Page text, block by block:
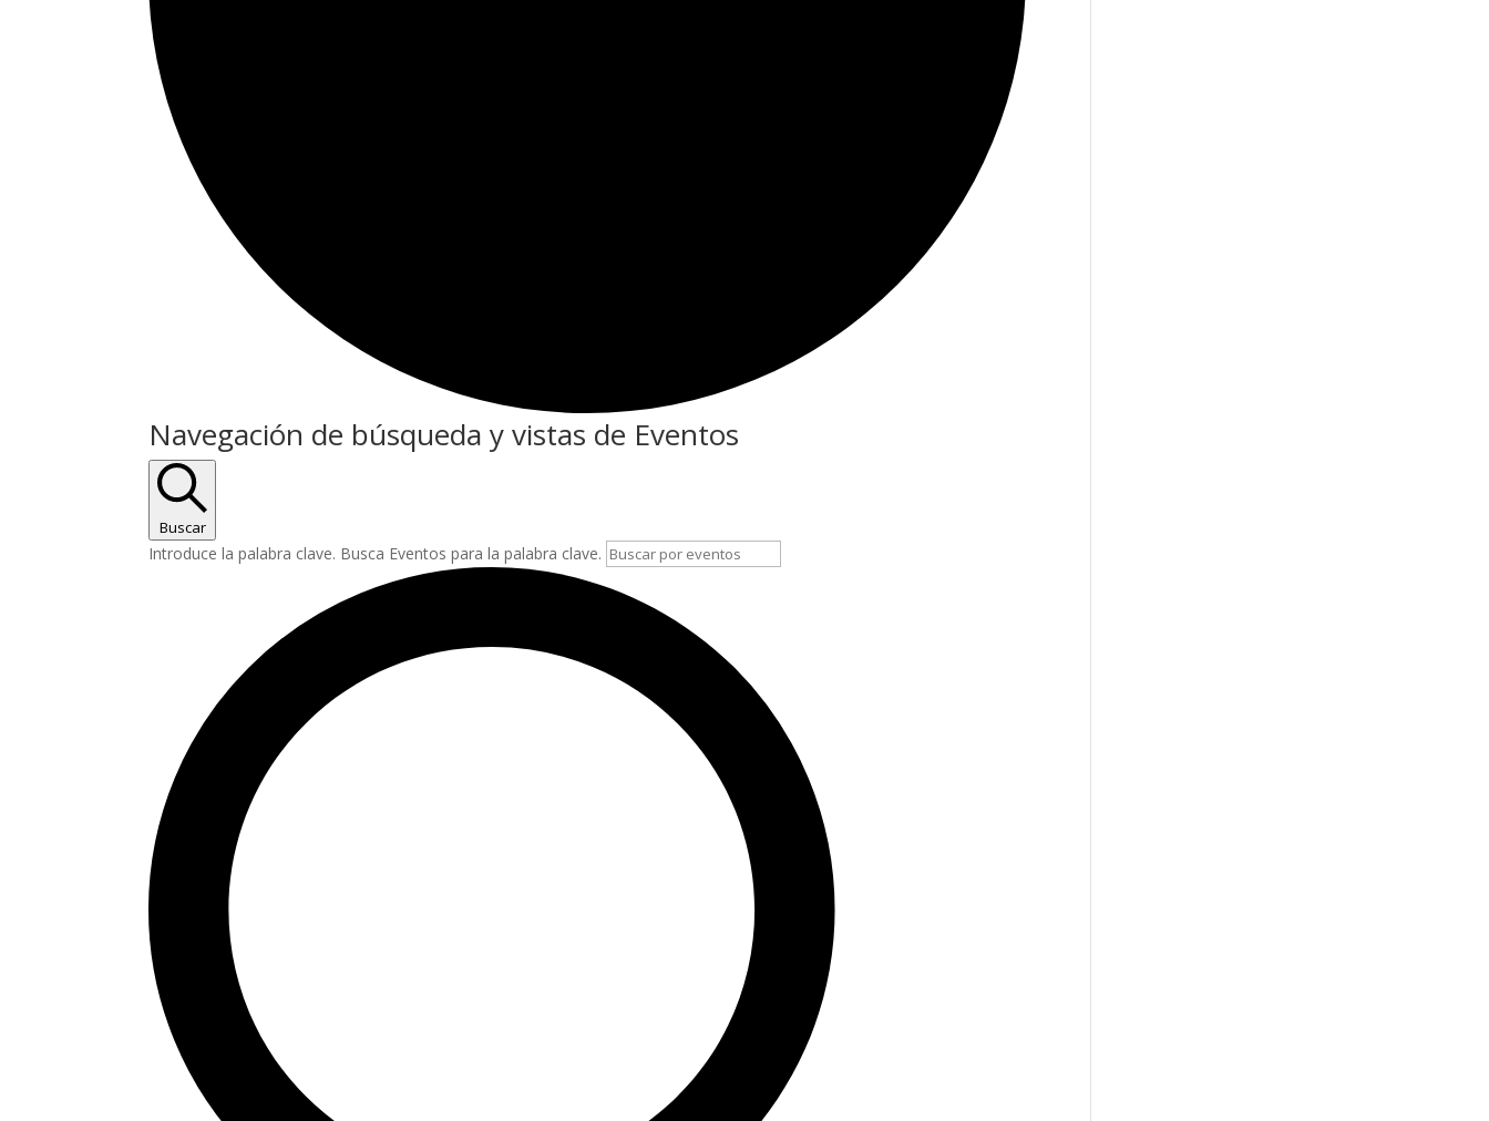
Eventos
Navegación de búsqueda y vistas de Eventos
Buscar
Introduce la palabra clave. Busca Eventos para la palabra clave.